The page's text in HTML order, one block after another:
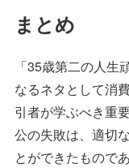
まとめ
「35歳第二の人
なるネタとして消
引者が学ぶべき重
公の失敗は、適切
とができたもので